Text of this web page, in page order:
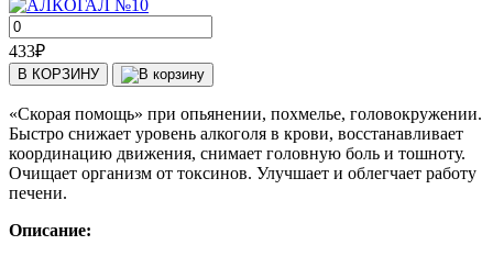
433₽
В КОРЗИНУ
«Скорая помощь» при опьянении, похмелье, головокружении.
Быстро снижает уровень алкоголя в крови, восстанавливает
координацию движения, снимает головную боль и тошноту.
Очищает организм от токсинов. Улучшает и облегчает работу
печени.
Описание: